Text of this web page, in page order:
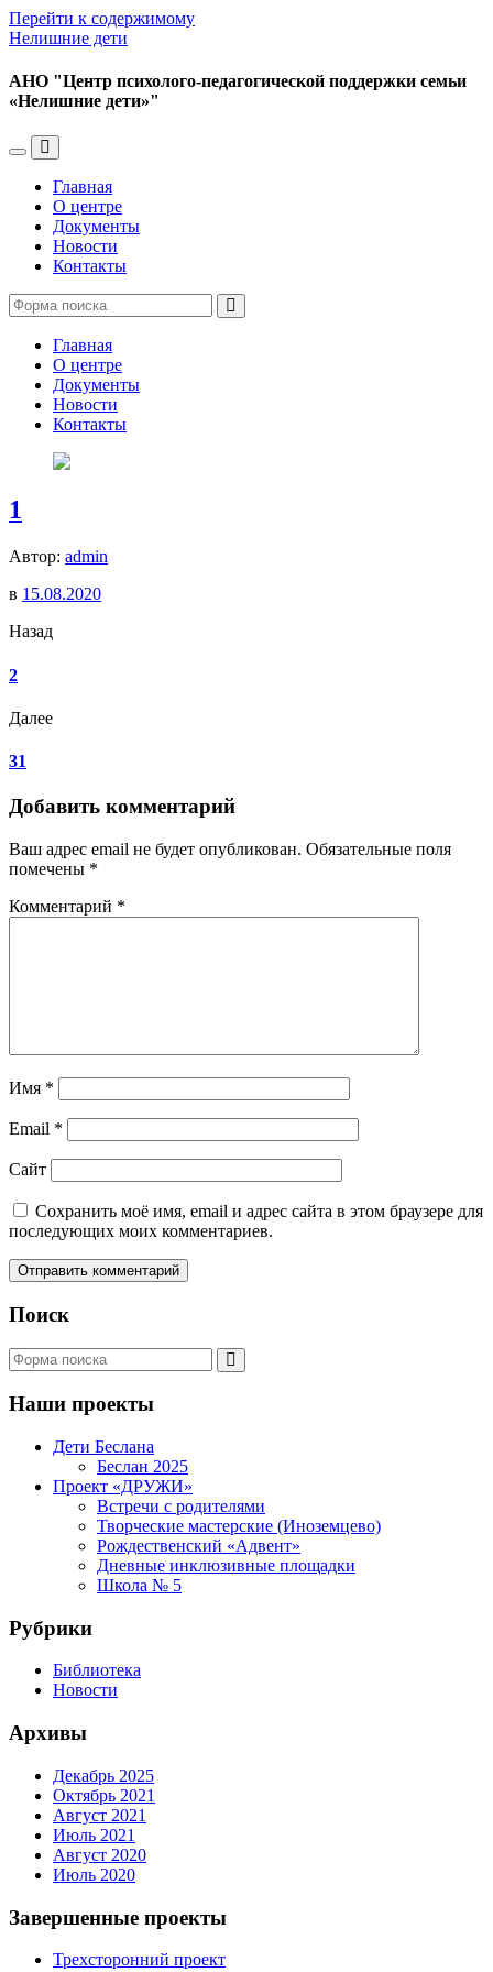
Перейти к содержимому
Нелишние дети
АНО "Центр психолого-педагогической поддержки семьи
«Нелишние дети»"
Переключить
меню
Переключить
поле
поиска
Главная
О центре
Документы
Новости
Контакты
Главная
О центре
Документы
Новости
Контакты
1
Автор: admin
в 15.08.2020
Назад
2
Далее
31
Добавить комментарий
Ваш адрес email не будет опубликован. Обязательные поля
помечены *
Комментарий *
Имя *
Email *
Сайт
Сохранить моё имя, email и адрес сайта в этом браузере для
последующих моих комментариев.
Поиск
Наши проекты
Дети Беслана
Беслан 2025
Проект «ДРУЖИ»
Встречи с родителями
Творческие мастерские (Иноземцево)
Рождественский «Адвент»
Дневные инклюзивные площадки
Школа № 5
Рубрики
Библиотека
Новости
Архивы
Декабрь 2025
Октябрь 2021
Август 2021
Июль 2021
Август 2020
Июль 2020
Завершенные проекты
Трехсторонний проект